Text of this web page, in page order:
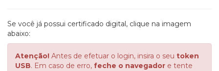
Se você já possui certificado digital, clique na imagem
abaixo:
Atenção! Antes de efetuar o login, insira o seu token
USB. Em caso de erro, feche o navegador e tente